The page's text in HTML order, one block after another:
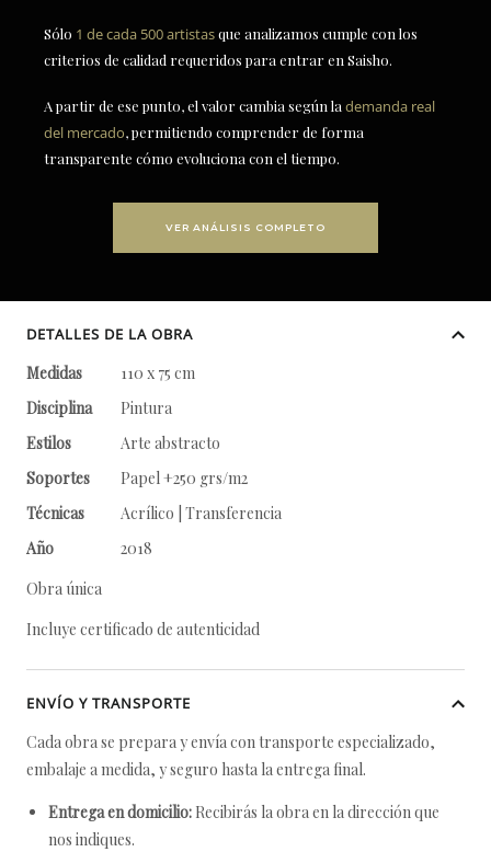
Sólo 1 de cada 500 artistasque analizamos cumple con los
criterios de calidad requeridos para entrar en Saisho.
A partir de ese punto, el valor cambia según la demanda real
del mercado, permitiendo comprender de forma
transparente cómo evoluciona con el tiempo.
VER ANÁLISIS COMPLETO
DETALLES DE LA OBRA
Medidas
110 x 75 cm
Disciplina
Pintura
Estilos
Arte abstracto
Soportes
Papel +250 grs/m2
Técnicas
Acrílico | Transferencia
Año
2018
Obra única
Incluye certificado de autenticidad
ENVÍO Y TRANSPORTE
Cada obra se prepara y envía con transporte especializado,
embalaje a medida, y seguro hasta la entrega final.
Entrega en domicilio: Recibirás la obra en la dirección que
nos indiques.